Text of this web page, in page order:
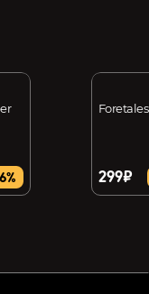
Foretales
299₽